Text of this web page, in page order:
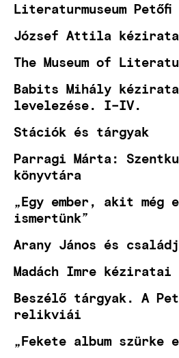
Literaturmuseum Petőfi
József Attila
The Museum of
Babits Mihály
levelezése. I–IV.
Stációk és tárgyak
Parragi Márta:
könyvtára
„Egy ember, akit még
ismertünk”
Arany János és
Madách Imre kéziratai
Beszélő tárgyak. A
relikviái
„Fekete album szürke